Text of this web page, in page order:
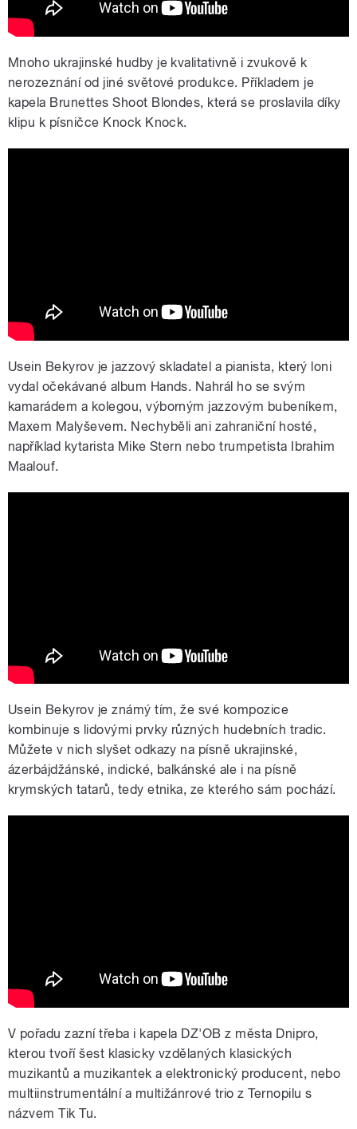
Mnoho ukrajinské hudby je kvalitativně i zvukově k
nerozeznání od jiné světové produkce. Příkladem je
kapela Brunettes Shoot Blondes, která se proslavila díky
klipu k písničce Knock Knock.
Usein Bekyrov je jazzový skladatel a pianista, který loni
vydal očekávané album Hands. Nahrál ho se svým
kamarádem a kolegou, výborným jazzovým bubeníkem,
Maxem Malyševem. Nechyběli ani zahraniční hosté,
například kytarista Mike Stern nebo trumpetista Ibrahim
Maalouf.
Usein Bekyrov je známý tím, že své kompozice
kombinuje s lidovými prvky různých hudebních tradic.
Můžete v nich slyšet odkazy na písně ukrajinské,
ázerbájdžánské, indické, balkánské ale i na písně
krymských tatarů, tedy etnika, ze kterého sám pochází.
V pořadu zazní třeba i kapela DZ'OB z města Dnipro,
kterou tvoří šest klasicky vzdělaných klasických
muzikantů a muzikantek a elektronický producent, nebo
multiinstrumentální a multižánrové trio z Ternopilu s
názvem Tik Tu.